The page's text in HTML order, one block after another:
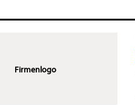
Firmenlogo